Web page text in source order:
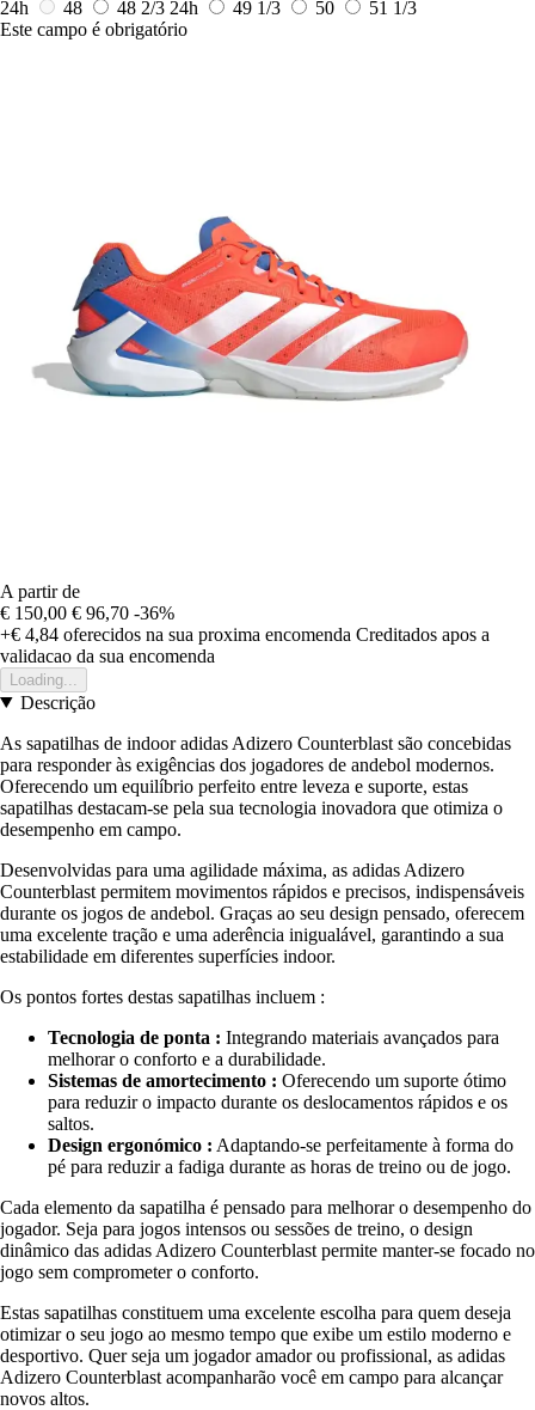
24h 48 48 2/3 24h 49 1/3 50
51 1/3
Este campo é obrigatório
A partir de
€ 150,00 € 96,70 -36%
+€ 4,84 oferecidos na sua proxima encomenda Creditados apos a
validacao da sua encomenda
Loading...
Descrição
As sapatilhas de indoor adidas Adizero Counterblast são concebidas
para responder às exigências dos jogadores de andebol modernos.
Oferecendo um equilíbrio perfeito entre leveza e suporte, estas
sapatilhas destacam-se pela sua tecnologia inovadora que otimiza o
desempenho em campo.
Desenvolvidas para uma agilidade máxima, as adidas Adizero
Counterblast permitem movimentos rápidos e precisos, indispensáveis
durante os jogos de andebol. Graças ao seu design pensado, oferecem
uma excelente tração e uma aderência inigualável, garantindo a sua
estabilidade em diferentes superfícies indoor.
Os pontos fortes destas sapatilhas incluem :
Tecnologia de ponta : Integrando materiais avançados para
melhorar o conforto e a durabilidade.
Sistemas de amortecimento : Oferecendo um suporte ótimo
para reduzir o impacto durante os deslocamentos rápidos e os
saltos.
Design ergonómico : Adaptando-se perfeitamente à forma do
pé para reduzir a fadiga durante as horas de treino ou de jogo.
Cada elemento da sapatilha é pensado para melhorar o desempenho do
jogador. Seja para jogos intensos ou sessões de treino, o design
dinâmico das adidas Adizero Counterblast permite manter-se focado no
jogo sem comprometer o conforto.
Estas sapatilhas constituem uma excelente escolha para quem deseja
otimizar o seu jogo ao mesmo tempo que exibe um estilo moderno e
desportivo. Quer seja um jogador amador ou profissional, as adidas
Adizero Counterblast acompanharão você em campo para alcançar
novos altos.